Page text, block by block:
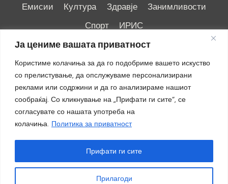
Ја цениме вашата приватност
Користиме колачиња за да го подобриме вашето искуство
со прелистување, да опслужуваме персонализирани
реклами или содржини и да го анализираме нашиот
сообраќај. Со кликнување на „Прифати ги сите“, се
согласувате со нашата употреба на
колачиња. Политика за приватност
Прилагоди
Прифати ги сите
Емисии
Култура Здравје
Занимливости
Спорт
ИРИС
Импресум|Маркетинг